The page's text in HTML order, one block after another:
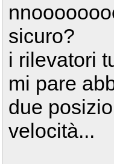
sicuro?
i rilevatori
mi pare
due
velocità...